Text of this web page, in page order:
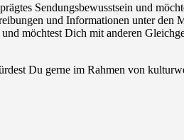
Sendungsbewusstsein und
und Informationen unter den
möchtest Dich mit anderen
Du gerne im Rahmen von